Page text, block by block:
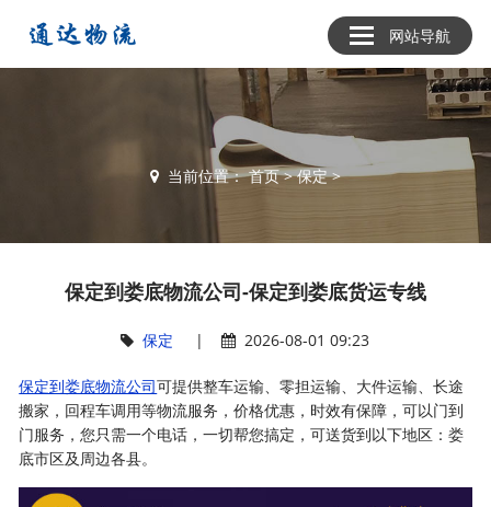
网站导航
当前位置：首页>保定>
保定到娄底物流公司-保定到娄底货运专线
保定 | 2026-08-01 09:23
保定到娄底物流公司可提供整车运输、零担运输、大件运输、长途
搬家，回程车调用等物流服务，价格优惠，时效有保障，可以门到
门服务，您只需一个电话，一切帮您搞定，可送货到以下地区：娄
底市区及周边各县。